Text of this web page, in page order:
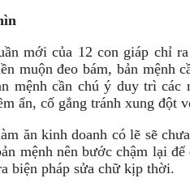
mới của 12 con giáp chỉ
muộn đeo bám, bản mệnh
mệnh cần chú ý duy trì các
ẩn, cố gắng tránh xung đột
ăn kinh doanh có lẽ sẽ
mệnh nên bước chậm lại
biện pháp sửa chữ kịp thời.